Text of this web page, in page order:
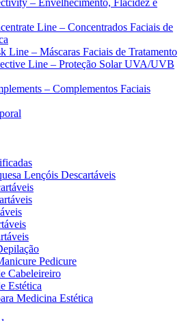
– Envelhecimento, Flacidez e
Line – Concentrados Faciais de
Line – Máscaras Faciais de Tratamento
Line – Proteção Solar UVA/UVB
– Complementos Faciais
Lençóis Descartáveis
Pedicure
Cabeleireiro
Estética
Medicina Estética